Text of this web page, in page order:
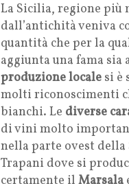
La Sicilia, regione più
dall’antichità veniva
quantità che per la
aggiunta una fama
produzione locale si è
molti riconoscimenti
bianchi. Le diverse
di vini molto
nella parte ovest
Trapani dove si